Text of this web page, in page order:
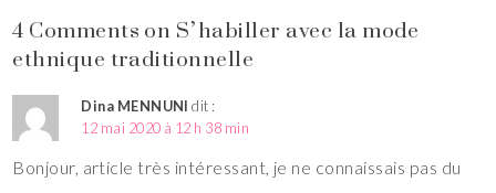
4 Comments on S’habiller avec la mode
ethnique traditionnelle
Dina MENNUNI dit :
12 mai 2020 à 12 h 38 min
Bonjour, article très intéressant, je ne connaissais pas du